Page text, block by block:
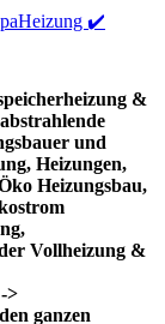
✔️
&
und
Heizungen,
Heizungsbau,
Vollheizung &
>
ganzen